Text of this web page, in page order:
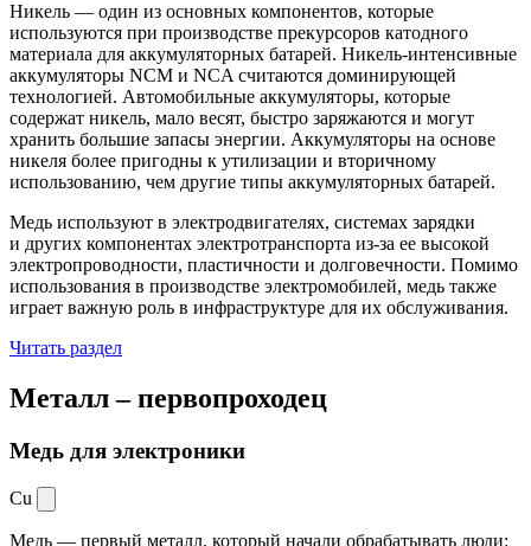
Никель — один из основных компонентов, которые
используются при производстве прекурсоров катодного
материала для аккумуляторных батарей. Никель-интенсивные
аккумуляторы NCM и NCA считаются доминирующей
технологией. Автомобильные аккумуляторы, которые
содержат никель, мало весят, быстро заряжаются и могут
хранить большие запасы энергии. Аккумуляторы на основе
никеля более пригодны к утилизации и вторичному
использованию, чем другие типы аккумуляторных батарей.
Медь используют в электродвигателях, системах зарядки
и других компонентах электротранспорта из-за ее высокой
электропроводности, пластичности и долговечности. Помимо
использования в производстве электромобилей, медь также
играет важную роль в инфраструктуре для их обслуживания.
Читать раздел
Металл –первопроходец
Медь для электроники
Cu
Медь — первый металл, который начали обрабатывать люди: